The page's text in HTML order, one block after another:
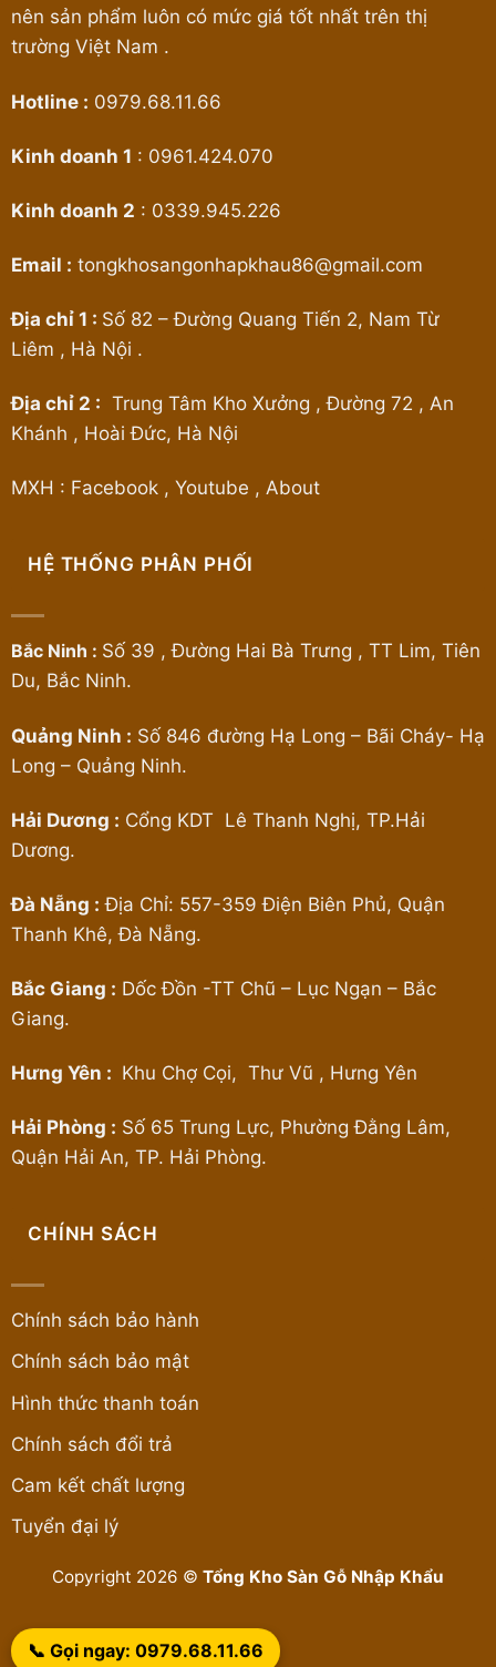
nên sản phẩm luôn có mức giá tốt nhất trên thị
trường Việt Nam .
Hotline : 0979.68.11.66
Kinh doanh 1 : 0961.424.070
Kinh doanh 2 : 0339.945.226
Email : tongkhosangonhapkhau86@gmail.com
Địa chỉ 1 : Số 82 – Đường Quang Tiến 2, Nam Từ
Liêm , Hà Nội .
Địa chỉ 2 : Trung Tâm Kho Xưởng , Đường 72 , An
Khánh , Hoài Đức, Hà Nội
MXH : Facebook , Youtube , About
HỆ THỐNG PHÂN PHỐI
Bắc Ninh : Số 39 , Đường Hai Bà Trưng , TT Lim, Tiên
Du, Bắc Ninh.
Quảng Ninh : Số 846 đường Hạ Long – Bãi Cháy- Hạ
Long – Quảng Ninh.
Hải Dương : Cổng KDT Lê Thanh Nghị, TP.Hải
Dương.
Đà Nẵng : Địa Chỉ: 557-359 Điện Biên Phủ, Quận
Thanh Khê, Đà Nẵng.
Bắc Giang : Dốc Đồn -TT Chũ – Lục Ngạn – Bắc
Giang.
Hưng Yên : Khu Chợ Cọi, Thư Vũ , Hưng Yên
Hải Phòng : Số 65 Trung Lực, Phường Đằng Lâm,
Quận Hải An, TP. Hải Phòng.
CHÍNH SÁCH
Chính sách bảo hành
Chính sách bảo mật
Hình thức thanh toán
Chính sách đổi trả
Cam kết chất lượng
Tuyển đại lý
Copyright 2026 © Tổng Kho Sàn Gỗ Nhập Khẩu
📞 Gọi ngay: 0979.68.11.66